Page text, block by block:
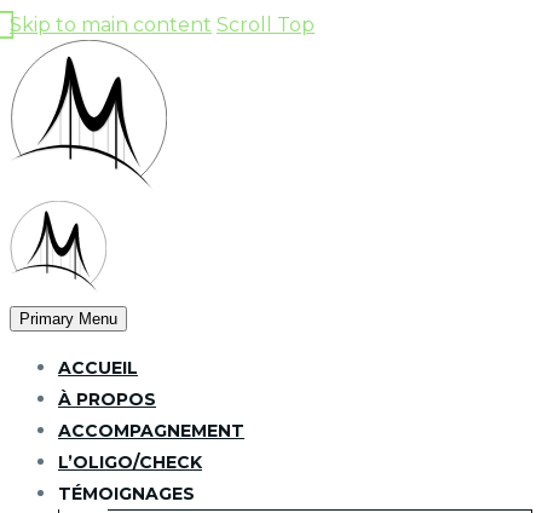
Skip to main content Scroll Top
Primary Menu
ACCUEIL
À PROPOS
ACCOMPAGNEMENT
L’OLIGO/CHECK
TÉMOIGNAGES